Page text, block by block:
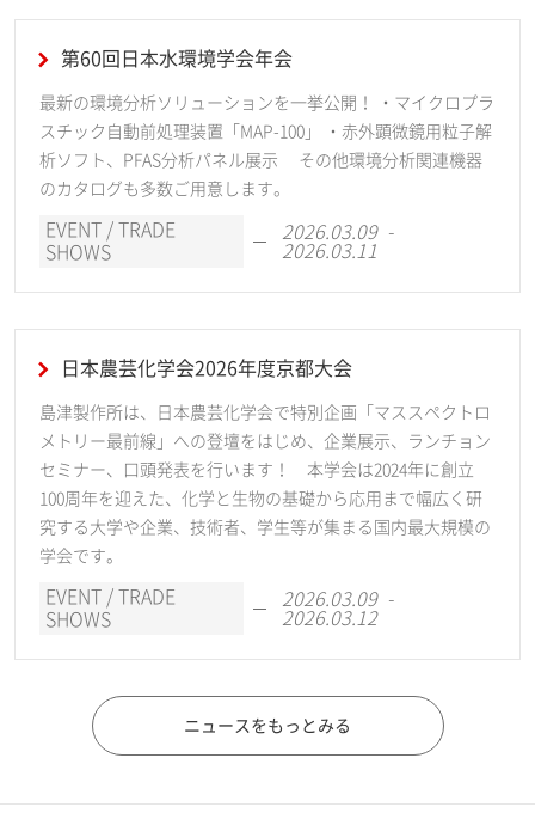
第60回日本水環境学会年会
最新の環境分析ソリューションを一挙公開！ ・マイクロプラ
スチック自動前処理装置「MAP-100」 ・赤外顕微鏡用粒子解
析ソフト、PFAS分析パネル展示 その他環境分析関連機器
のカタログも多数ご用意します。
EVENT / TRADE
SHOWS
2026.03.09 -
2026.03.11
日本農芸化学会2026年度京都大会
島津製作所は、日本農芸化学会で特別企画「マススペクトロ
メトリー最前線」への登壇をはじめ、企業展示、ランチョン
セミナー、口頭発表を行います！ 本学会は2024年に創立
100周年を迎えた、化学と生物の基礎から応用まで幅広く研
究する大学や企業、技術者、学生等が集まる国内最大規模の
学会です。
EVENT / TRADE
SHOWS
2026.03.09 -
2026.03.12
ニュースをもっとみる